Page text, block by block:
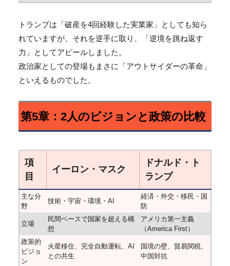
トランプは「破産を4回経験した実業家」としても知ら
れていますが、それを逆手に取り、「逆境を跳ね返す
力」としてアピールしました。
政治家としての登場もまさに「アウトサイダーの革命」
といえるものでした。
第5章：2人のビジョンと政策の比較
項
目
イーロン・マスク
ドナルド・ト
ランプ
主な分
野
技術・宇宙・環境・AI
経済・外交・移民・国
防
立場
民間ベースで国家を超える構
想
アメリカ第一主義
（America First）
政策的
ビジョ
ン
火星移住、完全自動運転、AI
との共生
国境の壁、貿易関税、
中国対抗